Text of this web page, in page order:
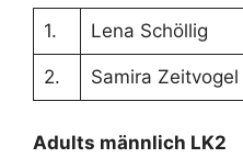
1. Lena Schöllig
2. Samira Zeitvogel
Adults männlich LK2